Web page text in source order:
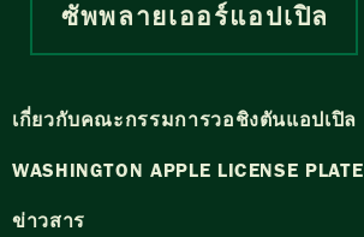
ซัพพลายเออร์แอปเปิล
เกี่ยวกับคณะกรรมการวอชิงตันแอปเปิล
WASHINGTON APPLE LICENSE PLATE
ข่าวสาร